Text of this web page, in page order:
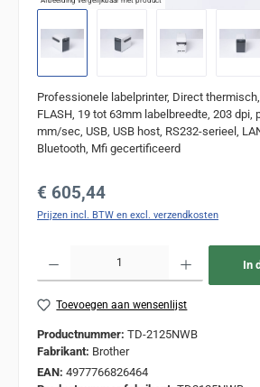
Professionele labelprinter, Direct
FLASH, 19 tot 63mm labelbreedte, 203 dpi,
mm/sec, USB, USB host, RS232-serieel,
Bluetooth, Mfi gecertificeerd
Normale prijs:
€ 605,44
Prijzen incl. BTW en excl. verzendkosten
In
Toevoegen aan wensenlijst
Productnummer: TD-2125NWB
Fabrikant: Brother
EAN: 4977766826464